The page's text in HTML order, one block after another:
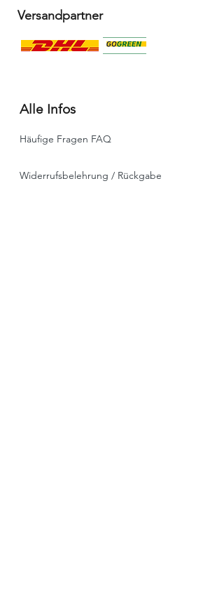
Versandpartner
Alle Infos
Häufige Fragen FAQ
Widerrufsbelehrung / Rückgabe